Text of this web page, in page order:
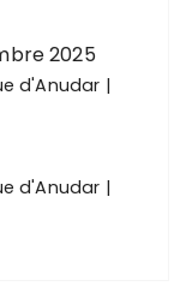
2025
d'Anudar
d'Anudar